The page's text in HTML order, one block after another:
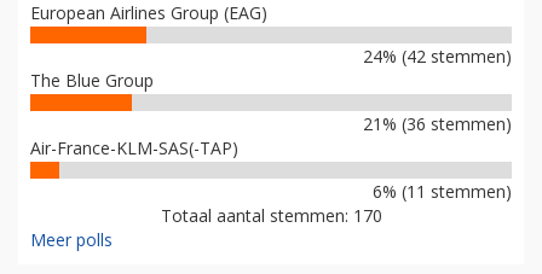
European Airlines Group (EAG)
24% (42 stemmen)
The Blue Group
21% (36 stemmen)
Air-France-KLM-SAS(-TAP)
6% (11 stemmen)
Totaal aantal stemmen: 170
Meer polls